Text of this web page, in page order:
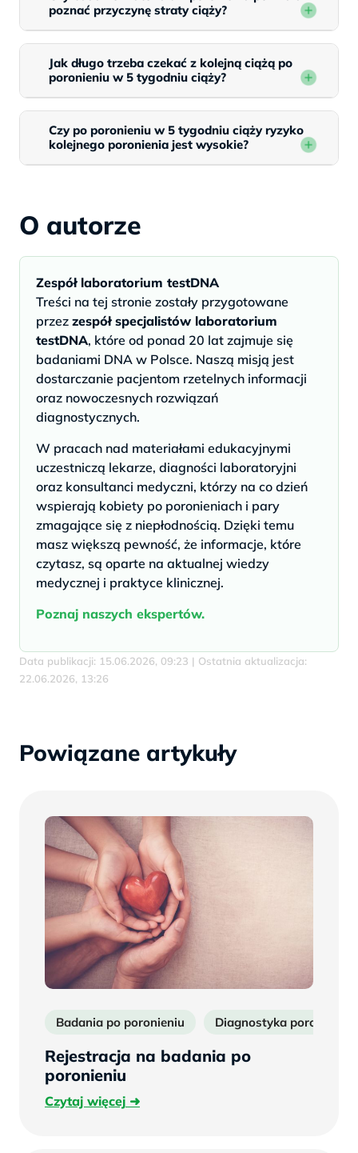
poznać przyczynę straty ciąży?
Jak długo trzeba czekać z kolejną ciążą po
poronieniu w 5 tygodniu ciąży?
Czy po poronieniu w 5 tygodniu ciąży ryzyko
kolejnego poronienia jest wysokie?
O autorze
Zespół laboratorium testDNA
Treści na tej stronie zostały przygotowane
przez zespół specjalistów laboratorium
testDNA, które od ponad 20 lat zajmuje się
badaniami DNA w Polsce. Naszą misją jest
dostarczanie pacjentom rzetelnych informacji
oraz nowoczesnych rozwiązań
diagnostycznych.
W pracach nad materiałami edukacyjnymi
uczestniczą lekarze, diagności laboratoryjni
oraz konsultanci medyczni, którzy na co dzień
wspierają kobiety po poronieniach i pary
zmagające się z niepłodnością. Dzięki temu
masz większą pewność, że informacje, które
czytasz, są oparte na aktualnej wiedzy
medycznej i praktyce klinicznej.
Poznaj naszych ekspertów.
Data publikacji: 15.06.2026, 09:23 | Ostatnia aktualizacja:
22.06.2026, 13:26
Powiązane artykuły
Badania po poronieniu Diagnostyka poronień
Rejestracja na badania po
poronieniu
Czytaj więcejCzytaj